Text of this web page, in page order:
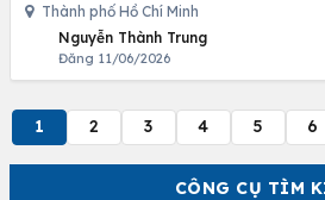
CÔNG CỤ TÌM
Thành phố Hồ Chí Minh
Nguyễn Thành Trung
Đăng 11/06/2026
1 2 3 4 5 6